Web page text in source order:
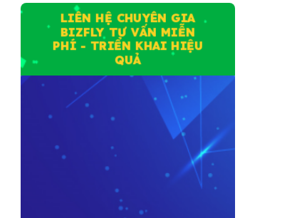
LIÊN HỆ CHUYÊN GIA
BIZFLY TƯ VẤN MIỄN
PHÍ - TRIỂN KHAI HIỆU
QUẢ